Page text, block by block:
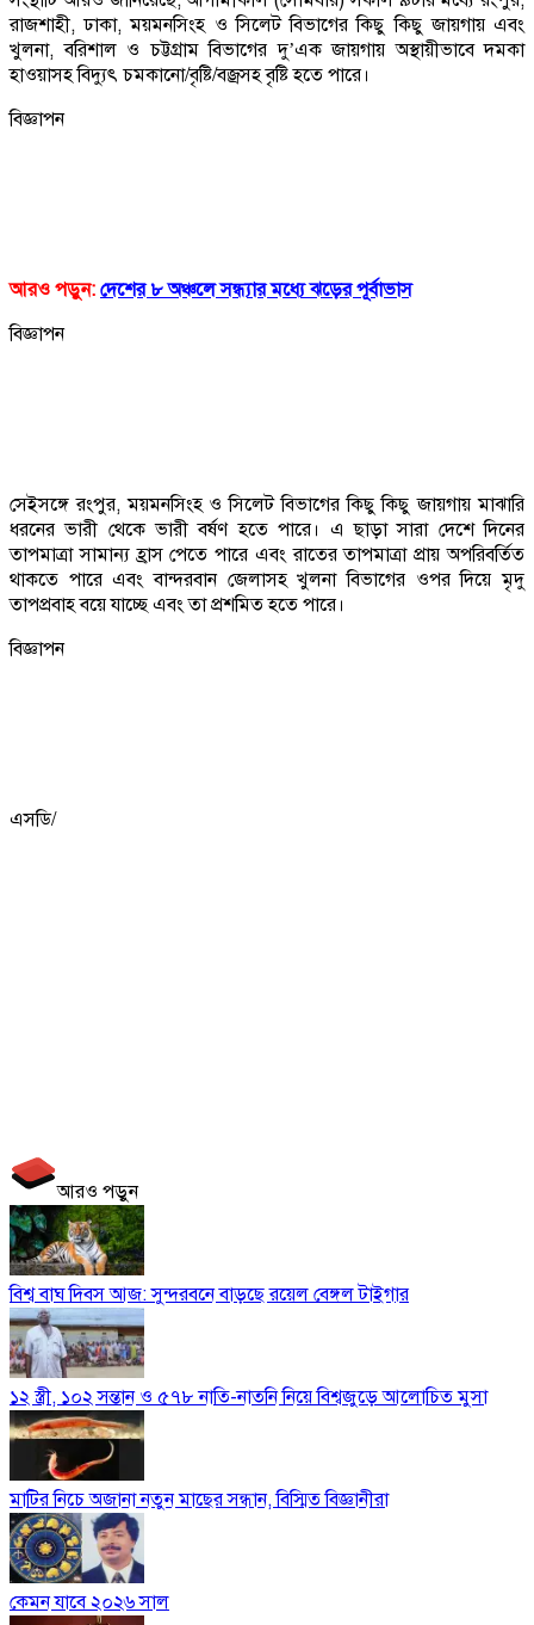
রাজশাহী, ঢাকা, ময়মনসিংহ ও সিলেট বিভাগের কিছু কিছু জায়গায় এবং
খুলনা, বরিশাল ও চট্টগ্রাম বিভাগের দু’এক জায়গায় অস্থায়ীভাবে দমকা
হাওয়াসহ বিদ্যুৎ চমকানো/বৃষ্টি/বজ্রসহ বৃষ্টি হতে পারে।
বিজ্ঞাপন
আরও পড়ুন: দেশের ৮ অঞ্চলে সন্ধ্যার মধ্যে ঝড়ের পূর্বাভাস
বিজ্ঞাপন
সেইসঙ্গে রংপুর, ময়মনসিংহ ও সিলেট বিভাগের কিছু কিছু জায়গায় মাঝারি
ধরনের ভারী থেকে ভারী বর্ষণ হতে পারে। এ ছাড়া সারা দেশে দিনের
তাপমাত্রা সামান্য হ্রাস পেতে পারে এবং রাতের তাপমাত্রা প্রায় অপরিবর্তিত
থাকতে পারে এবং বান্দরবান জেলাসহ খুলনা বিভাগের ওপর দিয়ে মৃদু
তাপপ্রবাহ বয়ে যাচ্ছে এবং তা প্রশমিত হতে পারে।
বিজ্ঞাপন
এসডি/
আরও পড়ুন
বিশ্ব বাঘ দিবস আজ: সুন্দরবনে বাড়ছে রয়েল বেঙ্গল টাইগার
১২ স্ত্রী, ১০২ সন্তান ও ৫৭৮ নাতি-নাতনি নিয়ে বিশ্বজুড়ে আলোচিত মুসা
মাটির নিচে অজানা নতুন মাছের সন্ধান, বিস্মিত বিজ্ঞানীরা
কেমন যাবে ২০২৬ সাল